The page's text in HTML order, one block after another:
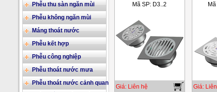
Phễu thu sàn ngăn mùi
Phễu không ngăn mùi
Máng thoát nước
Phễu kết hợp
Phễu công nghiệp
Phễu thoát nước mưa
Phễu thoát nước cảnh quan
Mã SP: D3..2
Giá: Liên hệ Giá: